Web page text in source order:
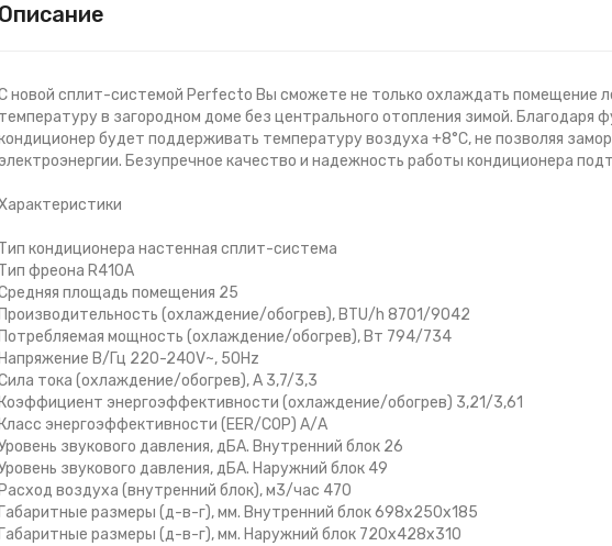
Описание
новой сплит-системой Perfecto Вы сможете не только охлаждать помещение
температуру в загородном доме без центрального отопления зимой. Благодаря
будет поддерживать температуру воздуха +8°С, не позволяя
электроэнергии. Безупречное качество и надежность работы кондиционера
Тип кондиционера настенная сплит-система
Тип фреона R410A
площадь помещения 25
Производительность (охлаждение/обогрев), BTU/h 8701/9042
Потребляемая мощность (охлаждение/обогрев), Bт 794/734
Напряжение В/Гц 220-240V~, 50Hz
тока (охлаждение/обогрев), А 3,7/3,3
Коэффициент энергоэффективности (охлаждение/обогрев) 3,21/3,61
Класс энергоэффективности (EER/COP) А/А
звукового давления, дБА. Внутренний блок 26
звукового давления, дБА. Наружний блок 49
Расход воздуха (внутренний блок), м3/час 470
Габаритные размеры (д-в-г), мм. Внутренний блок 698x250x185
Габаритные размеры (д-в-г), мм. Наружний блок 720x428x310